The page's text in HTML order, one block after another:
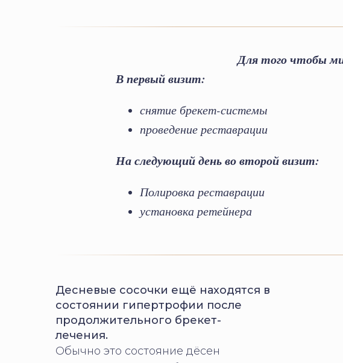
Для того чтобы
В первый визит:
снятие брекет-системы
проведение реставрации
На следующий день во второй визит:
Полировка реставрации
установка ретейнера
Десневые сосочки ещё находятся в
состоянии гипертрофии после
продолжительного брекет-
лечения.
Обычно это состояние дёсен